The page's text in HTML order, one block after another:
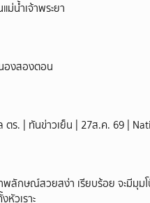
ม่น้ำเจ้าพระยา
องสองตอน
ตร. | ทันข่าวเย็น | 27ส.ค. 69 |
กษณ์สวยสง่า เรียบร้อย จะมีมุมโบ๊ะ
วเราะ